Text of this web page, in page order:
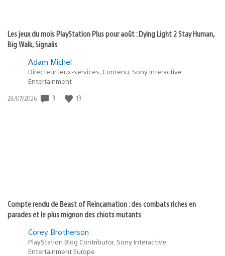
Les jeux du mois PlayStation Plus pour août : Dying Light 2 Stay Human,
Big Walk, Signalis
Adam Michel
Directeur Jeux-services, Contenu, Sony Interactive
Entertainment
Date
28/07/2026 3 13
Compte rendu de Beast of Reincarnation : des combats riches en
parades et le plus mignon des chiots mutants
Corey Brotherson
PlayStation Blog Contributor, Sony Interactive
Entertainment Europe